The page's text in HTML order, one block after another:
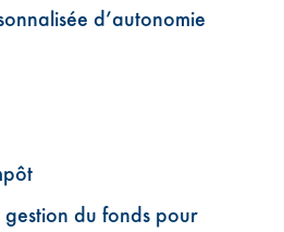
d’autonomie
du fonds pour